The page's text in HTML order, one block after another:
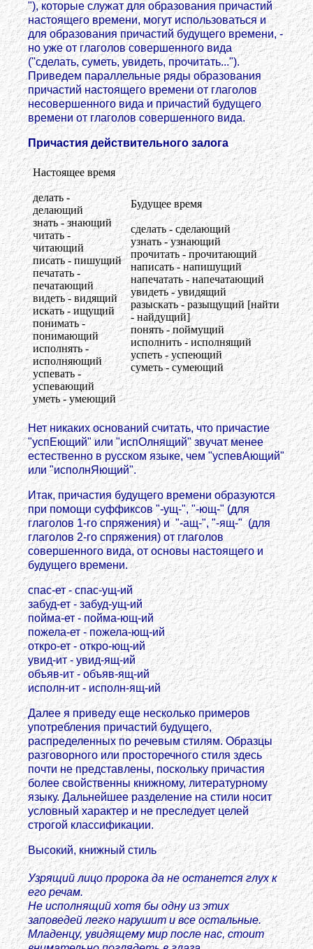
"), которые служат для образования причастий
настоящего времени, могут использоваться и
для образования причастий будущего времени, -
но уже от глаголов совершенного вида
("сделать, суметь, увидеть, прочитать...").
Приведем параллельные ряды образования
причастий настоящего времени от глаголов
несовершенного вида и причастий будущего
времени от глаголов совершенного вида.
Причастия действительного залога
Настоящее время
делать -
делающий
знать - знающий
читать -
читающий
писать - пишущий
печатать -
печатающий
видеть - видящий
искать - ищущий
понимать -
понимающий
исполнять -
исполняющий
успевать -
успевающий
уметь - умеющий
Будущее время
сделать - сделающий
узнать - узнающий
прочитать - прочитающий
написать - напишущий
напечатать - напечатающий
увидеть - увидящий
разыскать - разыщущий [найти
- найдущий]
понять - поймущий
исполнить - исполнящий
успеть - успеющий
суметь - сумеющий
Нет никаких оснований считать, что причастие
"успЕющий" или "испОлнящий" звучат менее
естественно в русском языке, чем "успевАющий"
или "исполнЯющий".
Итак, причастия будущего времени образуются
при помощи суффиксов "-ущ-", "-ющ-" (для
глаголов 1-го спряжения) и "-ащ-", "-ящ-" (для
глаголов 2-го спряжения) от глаголов
совершенного вида, от основы настоящего и
будущего времени.
спас-ет - спас-ущ-ий
забуд-ет - забуд-ущ-ий
пойма-ет - пойма-ющ-ий
пожела-ет - пожела-ющ-ий
откро-ет - откро-ющ-ий
увид-ит - увид-ящ-ий
объяв-ит - объяв-ящ-ий
исполн-ит - исполн-ящ-ий
Далее я приведу еще несколько примеров
употребления причастий будущего,
распределенных по речевым стилям. Образцы
разговорного или просторечного стиля здесь
почти не представлены, поскольку причастия
более свойственны книжному, литературному
языку. Дальнейшее разделение на стили носит
условный характер и не преследует целей
строгой классификации.
Высокий, книжный стиль
Узрящий лицо пророка да не останется глух к
его речам.
Не исполнящий хотя бы одну из этих
заповедей легко нарушит и все остальные.
Младенцу, увидящему мир после нас, стоит